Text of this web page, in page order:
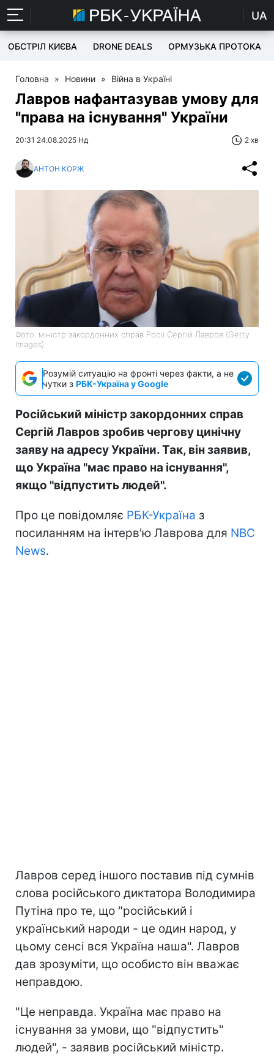
UA
ОБСТРІЛ КИЄВА DRONE DEALS ОРМУЗЬКА ПРОТОКА
Головна » Новини » Війна в Україні
Лавров нафантазував умову для
"права на існування" України
20:31 24.08.2025 Нд 2 хв
АНТОН КОРЖ
Фото: міністр закордонних справ Росії Сергій Лавров (Getty
Images)
Розумій ситуацію на фронті через факти, а не
чутки з РБК-Україна у Google
Російський міністр закордонних справ
Сергій Лавров зробив чергову цинічну
заяву на адресу України. Так, він заявив,
що Україна "має право на існування",
якщо "відпустить людей".
Про це повідомляє РБК-Україна з
посиланням на інтерв'ю Лаврова для NBC
News.
Лавров серед іншого поставив під сумнів
слова російського диктатора Володимира
Путіна про те, що "російський і
український народи - це один народ, у
цьому сенсі вся Україна наша". Лавров
дав зрозуміти, що особисто він вважає
неправдою.
"Це неправда. Україна має право на
існування за умови, що "відпустить"
людей", - заявив російський міністр.